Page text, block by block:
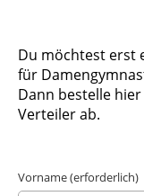
Du möchtest erst
für
Dann bestelle
Verteiler ab.
Vorname (erforderlich)